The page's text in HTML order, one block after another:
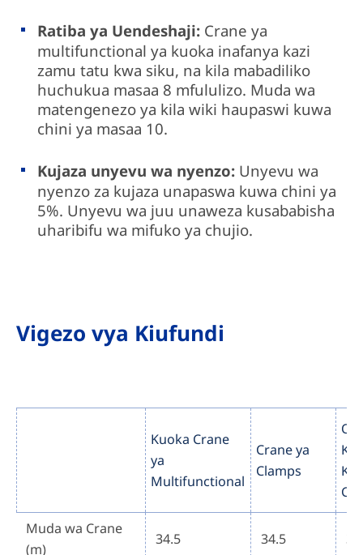
Ratiba ya Uendeshaji: Crane ya
multifunctional ya kuoka inafanya kazi
zamu tatu kwa siku, na kila mabadiliko
huchukua masaa 8 mfululizo. Muda wa
matengenezo ya kila wiki haupaswi kuwa
chini ya masaa 10.
Kujaza unyevu wa nyenzo: Unyevu wa
nyenzo za kujaza unapaswa kuwa chini ya
5%. Unyevu wa juu unaweza kusababisha
uharibifu wa mifuko ya chujio.
Vigezo vya Kiufundi
Kuoka Crane
ya
Multifunctional
Crane ya
Clamps
Muda wa Crane
(m)
34.5 34.5